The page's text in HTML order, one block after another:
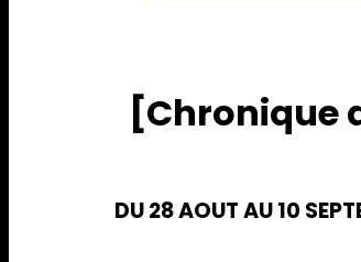
[Chronique
DU 28 AOUT AU 10